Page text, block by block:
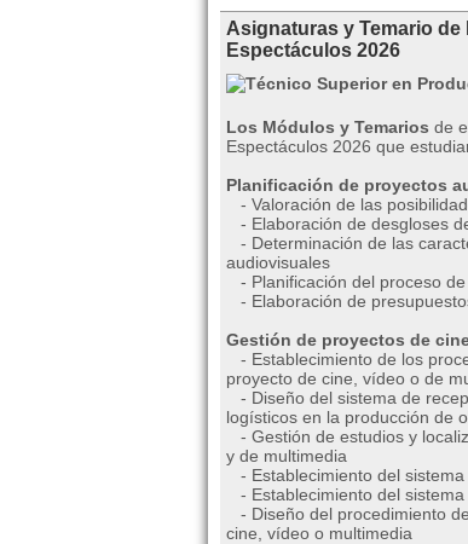
Asignaturas y Temario
Espectáculos 2026
Los Módulos y Temarios de
Espectáculos 2026 que
Planificación de proyectos
- Valoración de las
- Elaboración de desgloses
- Determinación de las
audiovisuales
- Planificación del proceso
- Elaboración de
Gestión de proyectos de
- Establecimiento de los
proyecto de cine, vídeo o de
- Diseño del sistema de
logísticos en la producción de
- Gestión de estudios y
y de multimedia
- Establecimiento del
- Establecimiento del
- Diseño del procedimiento
cine, vídeo o multimedia